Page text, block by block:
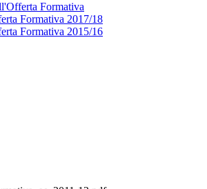
Formativa
Formativa 2017/18
Formativa 2015/16